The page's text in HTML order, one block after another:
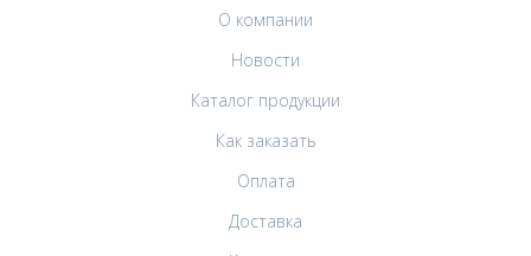
О компании
Новости
Каталог продукции
Как заказать
Оплата
Доставка